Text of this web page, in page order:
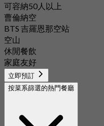
可容納50人以上
曹倫納空
BTS 吉羅恩那空站
空山
休閒餐飲
家庭友好
立即預訂
按菜系篩選的熱門餐廳